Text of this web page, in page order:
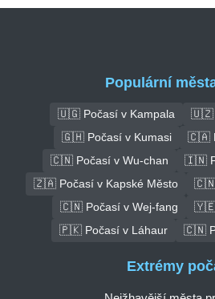
Populární
🇺🇬 Počasí v Kampala
🇺🇿
🇬🇭 Počasí v Kumasi
🇨🇦
🇨🇳 Počasí v Wu-chan
🇮🇳
🇿🇦 Počasí v Kapské Město
🇨🇳
🇨🇳 Počasí v Wej-fang
🇾🇪
🇵🇰 Počasí v Láhaur
🇨🇳
Extrémy